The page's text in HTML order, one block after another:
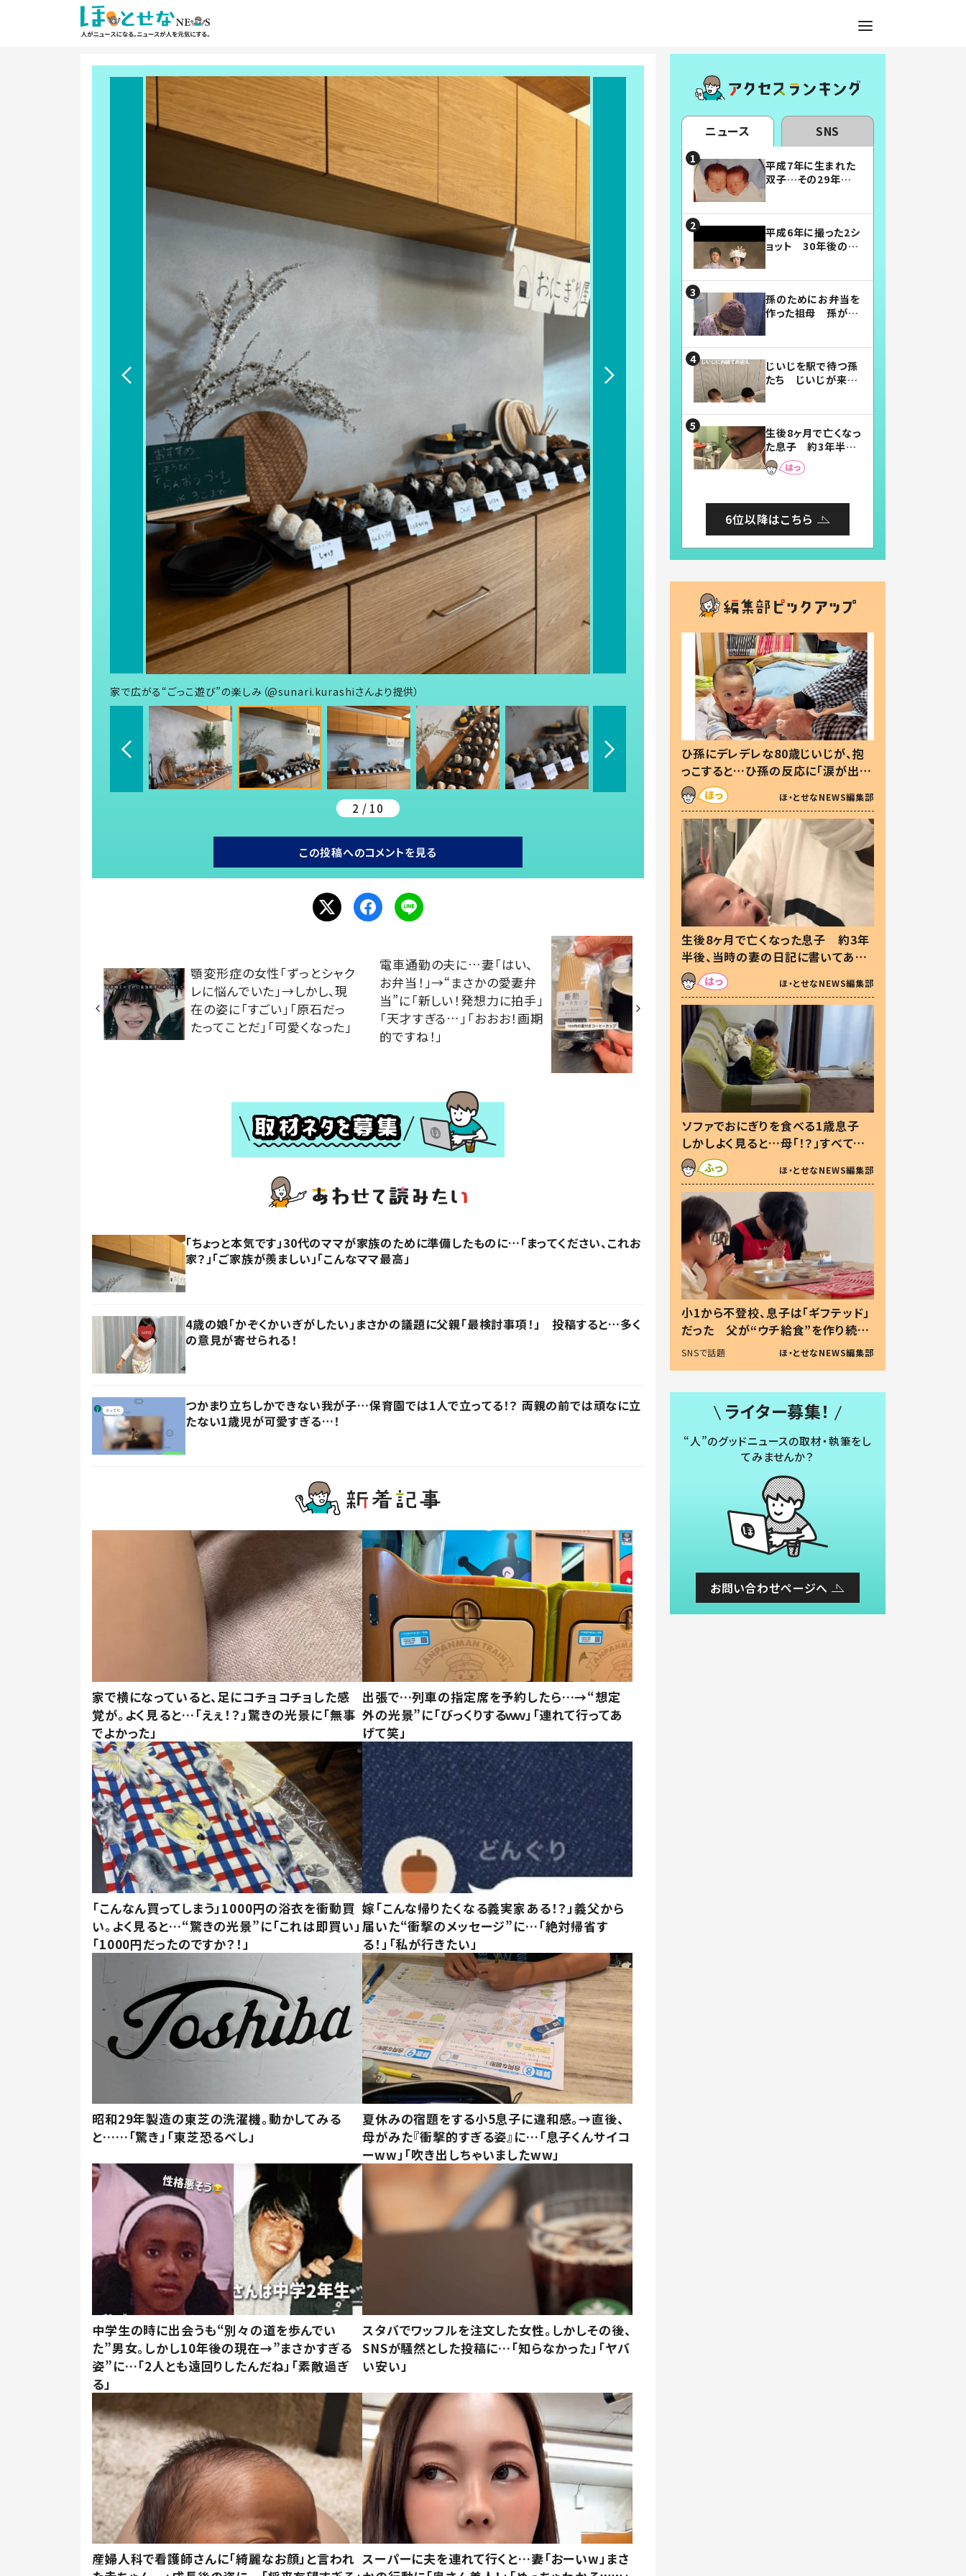
家で広がる“ごっこ遊び”の楽しみ（@sunari.kurashiさんより提供）
2 / 10
この投稿へのコメントを見る
顎変形症の女性「ずっとシャク
レに悩んでいた」→しかし、現
在の姿に「すごい」「原石だっ
たってことだ」「可愛くなった」
電車通勤の夫に…妻「はい、
お弁当！」→“まさかの愛妻弁
当”に「新しい！発想力に拍手」
「天才すぎる…」「おおお！画期
的ですね！」
「ちょっと本気です」30代のママが家族のために準備したものに…「まってください、これお
家？」「ご家族が羨ましい」「こんなママ最高」
4歳の娘「かぞくかいぎがしたい」まさかの議題に父親「最検討事項！」 投稿すると…多く
の意見が寄せられる！
つかまり立ちしかできない我が子…保育園では1人で立ってる！？ 両親の前では頑なに立
たない1歳児が可愛すぎる…！
家で横になっていると、足にコチョコチョした感
覚が。よく見ると…「えぇ！？」驚きの光景に「無事
でよかった」
出張で…列車の指定席を予約したら…→“想定
外の光景”に「びっくりするｗｗ」「連れて行ってあ
げて笑」
「こんなん買ってしまう」1000円の浴衣を衝動買
い。よく見ると…“驚きの光景”に「これは即買い」
「1000円だったのですか？！」
嫁「こんな帰りたくなる義実家ある！？」義父から
届いた“衝撃のメッセージ”に…「絶対帰省す
る！」「私が行きたい」
昭和29年製造の東芝の洗濯機。動かしてみる
と……「驚き」「東芝恐るべし」
夏休みの宿題をする小5息子に違和感。→直後、
母がみた『衝撃的すぎる姿』に…「息子くんサイコ
ーww」「吹き出しちゃいましたww」
中学生の時に出会うも“別々の道を歩んでい
た”男女。しかし10年後の現在→”まさかすぎる
姿”に…「2人とも遠回りしたんだね」「素敵過ぎ
る」
スタバでワッフルを注文した女性。しかしその後、
SNSが騒然とした投稿に…「知らなかった」「ヤバ
い安い」
産婦人科で看護師さんに「綺麗なお顔」と言われ スーパーに夫を連れて行くと…妻「おーいw」まさ
ニュース SNS
平成7年に生まれた
双子…その29年後
平成6年に撮った2シ
ョット 30年後の姿
孫のためにお弁当を
作った祖母 孫が絶
じいじを駅で待つ孫
たち じいじが来た
まらない」「幸せにな
れる」
生後8ヶ月で亡くなっ
た息子 約3年半
後、当時の妻の日記
に書いてあった本音
6位以降はこちら
ひ孫にデレデレな80歳じいじが、抱
っこすると…ひ孫の反応に「涙が出ま
した」「可愛くて仕方ない」
ほ・とせなNEWS編集部
生後8ヶ月で亡くなった息子 約3年
半後、当時の妻の日記に書いてあっ
た本音とは
ほ・とせなNEWS編集部
ソファでおにぎりを食べる1歳息子
しかしよく見ると…母「！？」すべてを
察した母の投稿に「可愛いから許
す！」「現行犯〜」
ほ・とせなNEWS編集部
小1から不登校、息子は「ギフテッド」
だった 父が“ウチ給食”を作り続け
る理由とは #令和の親 #令和の子
SNSで話題 ほ・とせなNEWS編集部
ライター募集！
“人”のグッドニュースの取材・執筆をし
てみませんか？
お問い合わせページへ